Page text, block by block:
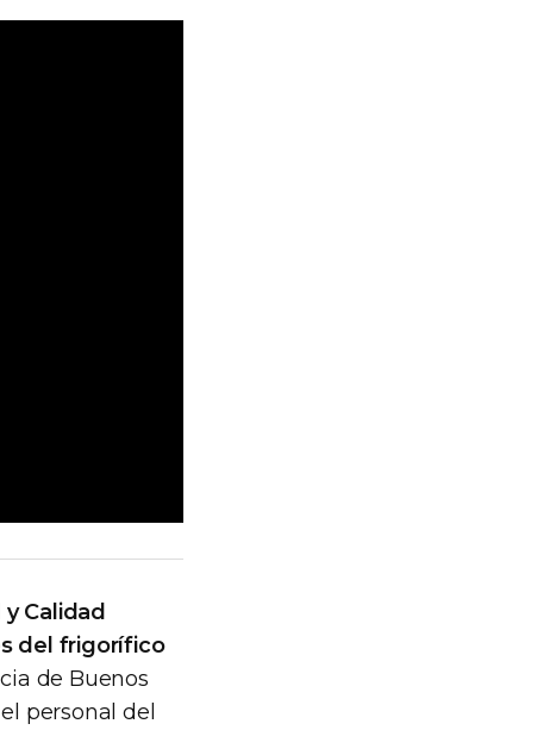
Calidad
del frigorífico
de Buenos
personal del